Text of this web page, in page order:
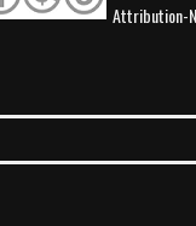
Attribution-